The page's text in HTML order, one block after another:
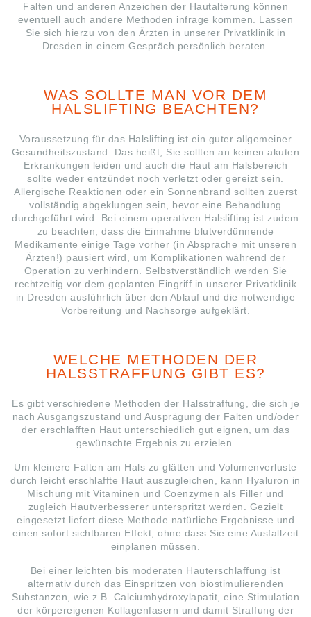
Falten und anderen Anzeichen der Hautalterung können
eventuell auch andere Methoden infrage kommen. Lassen
Sie sich hierzu von den Ärzten in unserer Privatklinik in
Dresden in einem Gespräch persönlich beraten.
WAS SOLLTE MAN VOR DEM
HALSLIFTING BEACHTEN?
Voraussetzung für das Halslifting ist ein guter allgemeiner
Gesundheitszustand. Das heißt, Sie sollten an keinen akuten
Erkrankungen leiden und auch die Haut am Halsbereich
sollte weder entzündet noch verletzt oder gereizt sein.
Allergische Reaktionen oder ein Sonnenbrand sollten zuerst
vollständig abgeklungen sein, bevor eine Behandlung
durchgeführt wird. Bei einem operativen Halslifting ist zudem
zu beachten, dass die Einnahme blutverdünnende
Medikamente einige Tage vorher (in Absprache mit unseren
Ärzten!) pausiert wird, um Komplikationen während der
Operation zu verhindern. Selbstverständlich werden Sie
rechtzeitig vor dem geplanten Eingriff in unserer Privatklinik
in Dresden ausführlich über den Ablauf und die notwendige
Vorbereitung und Nachsorge aufgeklärt.
WELCHE METHODEN DER
HALSSTRAFFUNG GIBT ES?
Es gibt verschiedene Methoden der Halsstraffung, die sich je
nach Ausgangszustand und Ausprägung der Falten und/oder
der erschlafften Haut unterschiedlich gut eignen, um das
gewünschte Ergebnis zu erzielen.
Um kleinere Falten am Hals zu glätten und Volumenverluste
durch leicht erschlaffte Haut auszugleichen, kann Hyaluron in
Mischung mit Vitaminen und Coenzymen als Filler und
zugleich Hautverbesserer unterspritzt werden. Gezielt
eingesetzt liefert diese Methode natürliche Ergebnisse und
einen sofort sichtbaren Effekt, ohne dass Sie eine Ausfallzeit
einplanen müssen.
Bei einer leichten bis moderaten Hauterschlaffung ist
alternativ durch das Einspritzen von biostimulierenden
Substanzen, wie z.B. Calciumhydroxylapatit, eine Stimulation
der körpereigenen Kollagenfasern und damit Straffung der